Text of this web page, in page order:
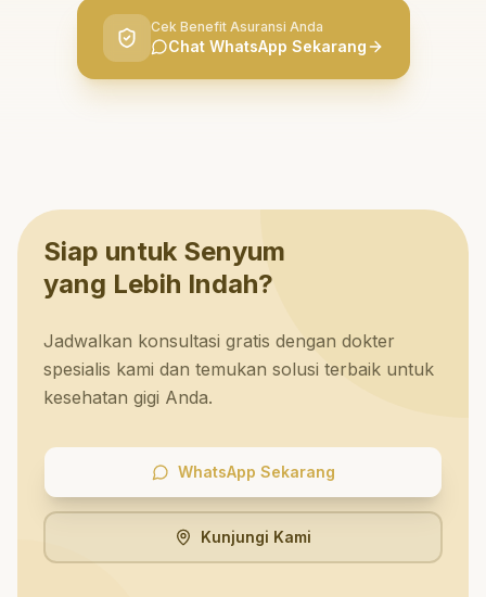
Cek Benefit Asuransi Anda
Chat WhatsApp Sekarang
Siap untuk Senyum
yang Lebih Indah?
Jadwalkan konsultasi gratis dengan dokter
spesialis kami dan temukan solusi terbaik untuk
kesehatan gigi Anda.
WhatsApp Sekarang
Kunjungi Kami